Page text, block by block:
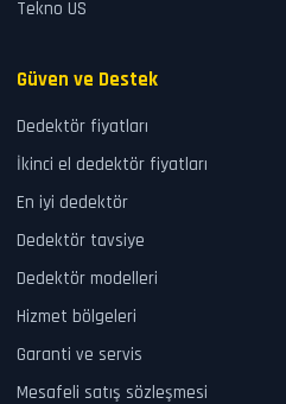
Tekno US
Güven ve Destek
Dedektör fiyatları
İkinci el dedektör fiyatları
En iyi dedektör
Dedektör tavsiye
Dedektör modelleri
Hizmet bölgeleri
Garanti ve servis
Mesafeli satış sözleşmesi